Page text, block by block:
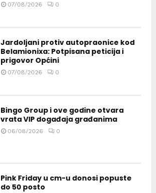
07/08/2026 0
Jardoljani protiv autopraonice kod
Belamionixa: Potpisana peticija i
prigovor Općini
07/08/2026 0
Bingo Group i ove godine otvara
vrata VIP događaja građanima
06/08/2026 0
Pink Friday u cm-u donosi popuste
do 50 posto